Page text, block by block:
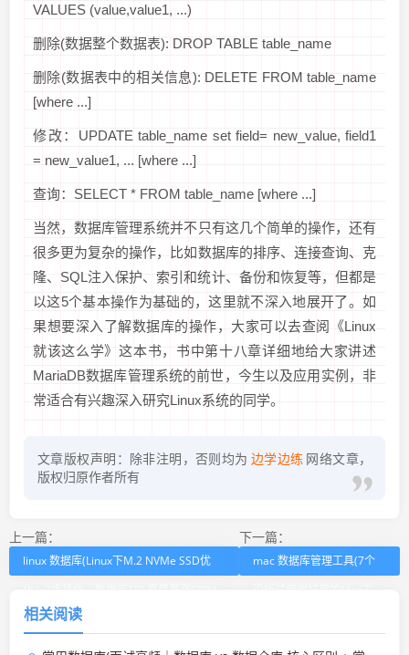
VALUES (value,value1, ...)
删除(数据整个数据表): DROP TABLE table_name
删除(数据表中的相关信息): DELETE FROM table_name
[where ...]
修改：UPDATE table_name set field= new_value, field1
= new_value1, ... [where ...]
查询：SELECT * FROM table_name [where ...]
当然，数据库管理系统并不只有这几个简单的操作，还有
很多更为复杂的操作，比如数据库的排序、连接查询、克
隆、SQL注入保护、索引和统计、备份和恢复等，但都是
以这5个基本操作为基础的，这里就不深入地展开了。如
果想要深入了解数据库的操作，大家可以去查阅《Linux
就该这么学》这本书，书中第十八章详细地给大家讲述
MariaDB数据库管理系统的前世，今生以及应用实例，非
常适合有兴趣深入研究Linux系统的同学。
文章版权声明：除非注明，否则均为 边学边练 网络文章，
版权归原作者所有
上一篇：
linux 数据库(Linux下M.2 NVMe SSD优
下一篇：
mac 数据库管理工具(7个
相关阅读